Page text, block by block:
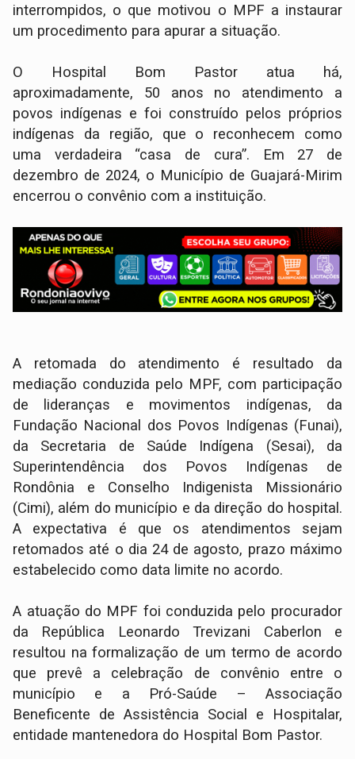
interrompidos, o que motivou o MPF a instaurar
um procedimento para apurar a situação.
O Hospital Bom Pastor atua há,
aproximadamente, 50 anos no atendimento a
povos indígenas e foi construído pelos próprios
indígenas da região, que o reconhecem como
uma verdadeira “casa de cura”. Em 27 de
dezembro de 2024, o Município de Guajará-Mirim
encerrou o convênio com a instituição.
A retomada do atendimento é resultado da
mediação conduzida pelo MPF, com participação
de lideranças e movimentos indígenas, da
Fundação Nacional dos Povos Indígenas (Funai),
da Secretaria de Saúde Indígena (Sesai), da
Superintendência dos Povos Indígenas de
Rondônia e Conselho Indigenista Missionário
(Cimi), além do município e da direção do hospital.
A expectativa é que os atendimentos sejam
retomados até o dia 24 de agosto, prazo máximo
estabelecido como data limite no acordo.
A atuação do MPF foi conduzida pelo procurador
da República Leonardo Trevizani Caberlon e
resultou na formalização de um termo de acordo
que prevê a celebração de convênio entre o
município e a Pró-Saúde – Associação
Beneficente de Assistência Social e Hospitalar,
entidade mantenedora do Hospital Bom Pastor.